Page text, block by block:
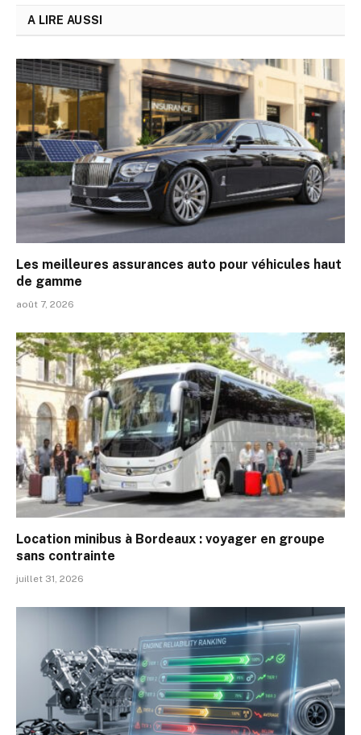
A LIRE AUSSI
Les meilleures assurances auto pour véhicules haut
de gamme
août 7, 2026
Location minibus à Bordeaux : voyager en groupe
sans contrainte
juillet 31, 2026